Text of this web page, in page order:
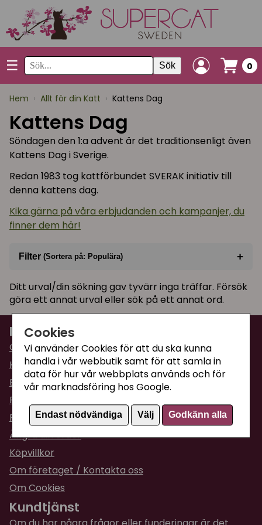
Cookies
Vi använder Cookies för att du ska kunna
handla i vår webbutik samt för att samla in
data för hur vår webbplats används och för
vår marknadsföring hos Google.
Endast nödvändiga Välj Godkänn alla
☰ Sök 0
Hem › Allt för din Katt › Kattens Dag
Kattens Dag
Söndagen den 1:a advent är det traditionsenligt även
Kattens Dag i Sverige.
Redan 1983 tog kattförbundet SVERAK initiativ till
denna kattens dag.
Kika gärna på våra erbjudanden och kampanjer, du
finner dem här!
Filter (Sortera på: Populära) +
Sortera på(Populära)
Ditt urval/din sökning gav tyvärr inga träffar. Försök
göra ett annat urval eller sök på ett annat ord.
Information
Om Supercat
Kattguiden
Butiken i Umeå
Fraktpriser & leveranser
Returinformation
Ångra din order
Köpvillkor
Om företaget / Kontakta oss
Om Cookies
Kundtjänst